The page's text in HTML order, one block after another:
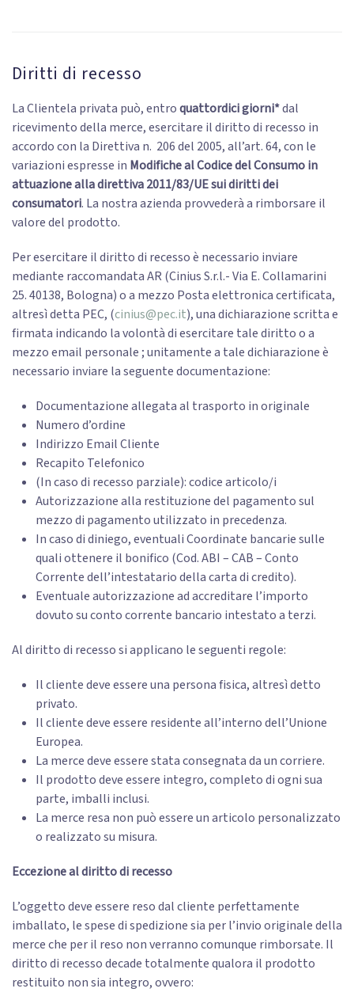
Diritti di recesso
La Clientela privata può, entroquattordici giorni*dal
ricevimento della merce, esercitare il diritto di recesso in
accordo con la Direttiva n. 206 del 2005, all’art. 64, con le
variazioni espresse in Modifiche al Codice del Consumo in
attuazione alla direttiva 2011/83/UE sui diritti dei
consumatori. La nostra azienda provvederà a rimborsare il
valore del prodotto.
Per esercitare il diritto di recesso è necessario inviare
mediante raccomandata AR (Cinius S.r.l.- Via E. Collamarini
25. 40138, Bologna) o a mezzo Posta elettronica certificata,
altresì detta PEC, (cinius@pec.it), una dichiarazione scritta e
firmata indicando la volontà di esercitare tale diritto o a
mezzo email personale ; unitamente a tale dichiarazione è
necessario inviare la seguente documentazione:
Documentazione allegata al trasporto in originale
Numero d’ordine
Indirizzo Email Cliente
Recapito Telefonico
(In caso di recesso parziale): codice articolo/i
Autorizzazione alla restituzione del pagamento sul
mezzo di pagamento utilizzato in precedenza.
In caso di diniego, eventuali Coordinate bancarie sulle
quali ottenere il bonifico (Cod. ABI – CAB – Conto
Corrente dell’intestatario della carta di credito).
Eventuale autorizzazione ad accreditare l’importo
dovuto su conto corrente bancario intestato a terzi.
Al diritto di recesso si applicano le seguenti regole:
Il cliente deve essere una persona fisica, altresì detto
privato.
Il cliente deve essere residente all’interno dell’Unione
Europea.
La merce deve essere stata consegnata da un corriere.
Il prodotto deve essere integro, completo di ogni sua
parte, imballi inclusi.
La merce resa non può essere un articolo personalizzato
o realizzato su misura.
Eccezione al diritto di recesso
L’oggetto deve essere reso dal cliente perfettamente
imballato, le spese di spedizione sia per l’invio originale della
merce che per il reso non verranno comunque rimborsate. Il
diritto di recesso decade totalmente qualora il prodotto
restituito non sia integro, ovvero: